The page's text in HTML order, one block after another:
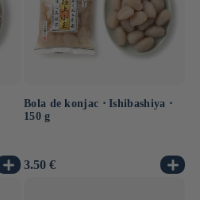
Bola de konjac ⋅ Ishibashiya ⋅
150 g
Precio
3.50 €